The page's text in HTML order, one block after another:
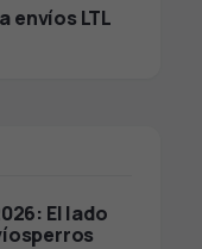
envíos LTL
El lado